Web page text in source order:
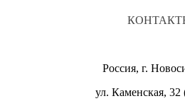
Россия, г.
ул. Каменская, 32